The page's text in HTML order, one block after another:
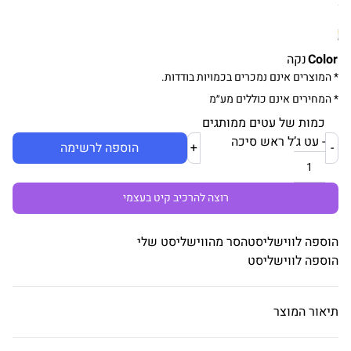
Colorנקה
* המוצרים אינם נמכרים בכמויות בודדות.
* המחירים אינם כוללים מע״מ
-
כמות של עטים ממותגים
- עט ג’ל ראש סיכה
+ הוספה לרשימה
רוצה להרכיב קיט בעצמי
הוספה לווישליסטהסר מהווישליסט שלי
הוספה לווישליסט
תיאור המוצר